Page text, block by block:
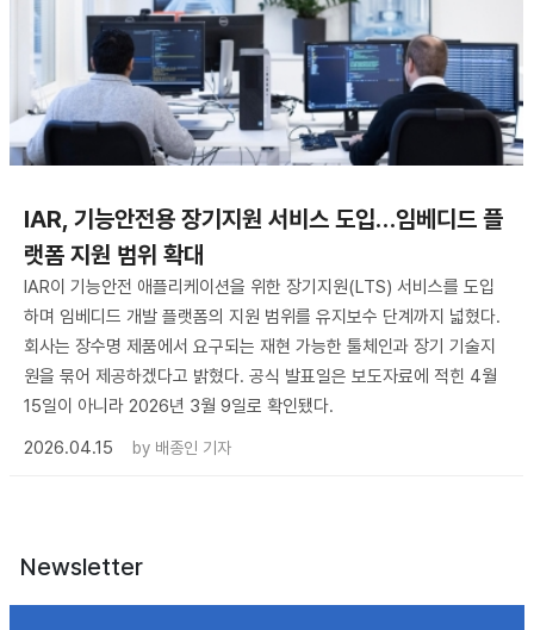
IAR, 기능안전용 장기지원 서비스 도입…임베디드 플
랫폼 지원 범위 확대
IAR이 기능안전 애플리케이션을 위한 장기지원(LTS) 서비스를 도입
하며 임베디드 개발 플랫폼의 지원 범위를 유지보수 단계까지 넓혔다.
회사는 장수명 제품에서 요구되는 재현 가능한 툴체인과 장기 기술지
원을 묶어 제공하겠다고 밝혔다. 공식 발표일은 보도자료에 적힌 4월
15일이 아니라 2026년 3월 9일로 확인됐다.
2026.04.15
by 배종인 기자
Newsletter